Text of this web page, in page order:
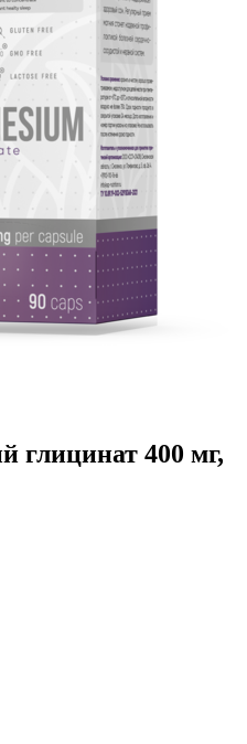
глицинат 400 мг,